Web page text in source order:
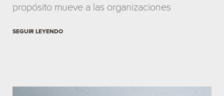
propósito mueve a las organizaciones
SEGUIR LEYENDO